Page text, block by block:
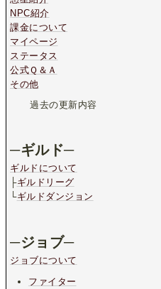
NPC紹介
課金について
マイページ
ステータス
公式Ｑ＆Ａ
その他
過去の更新内容
─ギルド─
ギルドについて
├ギルドリーグ
└ギルドダンジョン
─ジョブ─
ジョブについて
ファイター